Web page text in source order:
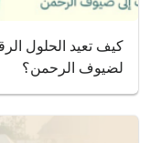
كيف تعيد الحلول
لضيوف الرحمن؟